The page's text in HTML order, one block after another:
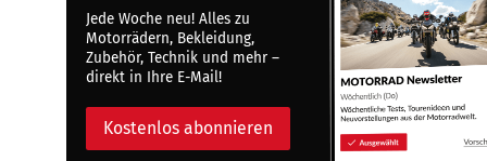
Jede Woche neu! Alles zu
Motorrädern, Bekleidung,
Zubehör, Technik und mehr –
direkt in Ihre E-Mail!
Kostenlos abonnieren